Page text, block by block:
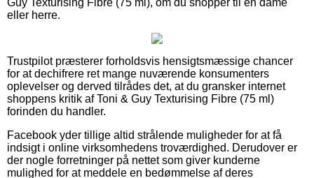
eller herre.
Trustpilot præsterer forholdsvis hensigtsmæssige chancer
for at dechifrere ret mange nuværende konsumenters
oplevelser og derved tilrådes det, at du gransker internet
shoppens kritik af Toni & Guy Texturising Fibre (75 ml)
forinden du handler.
Facebook yder tillige altid strålende muligheder for at få
indsigt i online virksomhedens troværdighed. Derudover er
der nogle forretninger på nettet som giver kunderne
mulighed for at meddele en bedømmelse af deres